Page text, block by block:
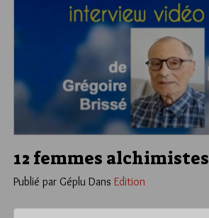
12 femmes alchimistes
Publié par Géplu Dans Edition